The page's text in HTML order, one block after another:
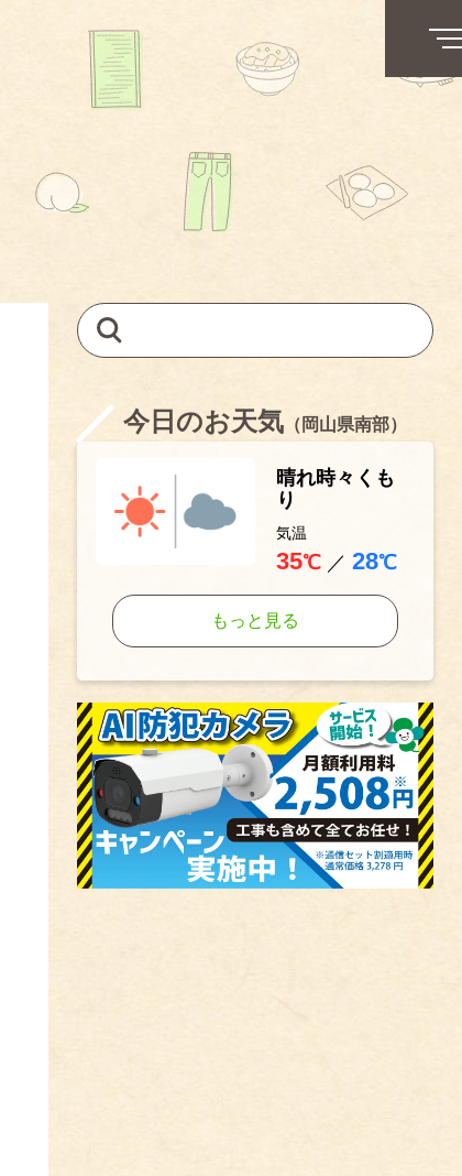
今日のお天気 （岡山県南部）
晴れ時々くも
り
気温
35℃／ 28℃
もっと見る